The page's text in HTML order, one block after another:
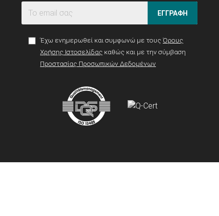
ΕΓΓΡΑΦΗ
Έχω ενημερωθεί και συμφωνώ με τους Όρους
Χρήσης Ιστοσελίδας καθώς και με την σύμβαση
Προστασίας Προσωπικών Δεδομένων